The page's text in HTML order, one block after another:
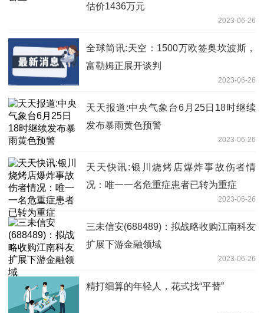
估价1436万元
2023-06-26
全球简讯:天空：1500万欧签奥坎波斯，
富勒姆正展开谈判
2023-06-26
天天报道:中央气象台6月25日18时继续
发布暴雨黄色预警
2023-06-26
天天快讯:银川烧烤店爆炸事故伤者情
况：唯一一名危重症患者已转为重症
2023-06-26
三未信安(688489)：拟战略收购江南科友
扩展下游金融领域
2023-06-26
精打细算的年轻人，花式找“平替”